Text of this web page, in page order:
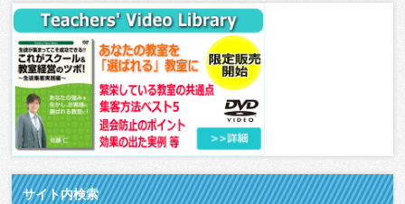
サイト内検索